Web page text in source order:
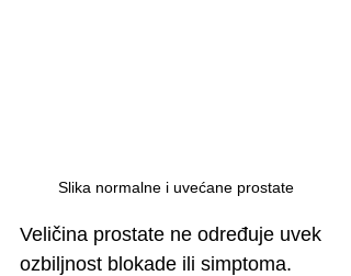
Slika normalne i uvećane prostate
Veličina prostate ne određuje uvek
ozbiljnost blokade ili simptoma.